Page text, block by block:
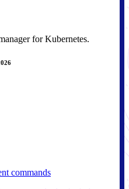
for Kubernetes.
commands